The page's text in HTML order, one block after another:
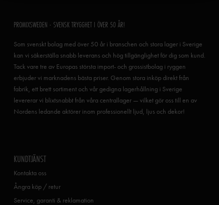
PROMIXSWEDEN - SVENSK TRYGGHET I ÖVER 50 ÅR!
Som svenskt bolag med över 50 år i branschen och stora lager i Sverige
kan vi säkerställa snabb leverans och hög tillgänglighet för dig som kund.
Tack vare tre av Europas största import- och grossistbolag i ryggen
erbjuder vi marknadens bästa priser. Genom stora inköp direkt från
fabrik, ett brett sortiment och vår gedigna lagerhållning i Sverige
levererar vi blixtsnabbt från våra centrallager — vilket gör oss till en av
Nordens ledande aktörer inom professionellt ljud, ljus och dekor!
KUNDTJÄNST
Kontakta oss
Ångra köp / retur
Service, garanti & reklamation